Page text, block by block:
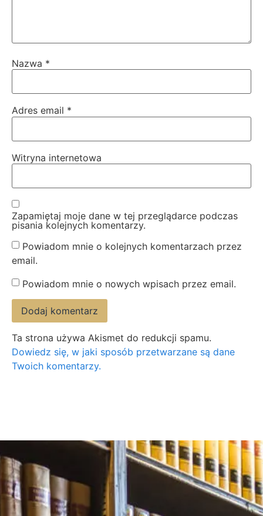
Nazwa *
Adres email *
Witryna internetowa
Zapamiętaj moje dane w tej przeglądarce podczas
pisania kolejnych komentarzy.
Powiadom mnie o kolejnych komentarzach przez
email.
Powiadom mnie o nowych wpisach przez email.
Ta strona używa Akismet do redukcji spamu.
Dowiedz się, w jaki sposób przetwarzane są dane
Twoich komentarzy.